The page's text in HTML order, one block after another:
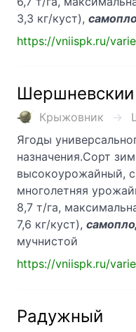
3,3 кг/куст),
https://vniispk.ru/
Шершневскии
Крыжовник
Ягоды
назначения.Сорт
высокоурожайный,
многолетняя
8,7 т/га,
7,6 кг/куст),
мучнистой
https://vniispk.ru/
Радужный